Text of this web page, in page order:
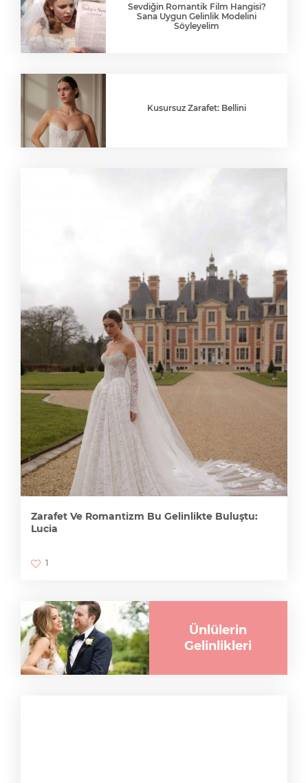
Sevdiğin Romantik Film Hangisi?
Sana Uygun Gelinlik Modelini
Söyleyelim
Kusursuz Zarafet: Bellini
Zarafet Ve Romantizm Bu Gelinlikte Buluştu:
Lucia
1
Ünlülerin
Gelinlikleri